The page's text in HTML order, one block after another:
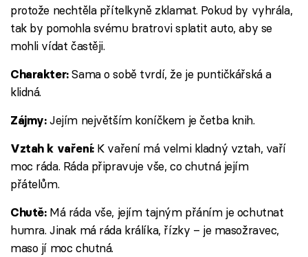
protože nechtěla přítelkyně zklamat. Pokud by vyhrála,
tak by pomohla svému bratrovi splatit auto, aby se
mohli vídat častěji.
Charakter:Sama o sobě tvrdí, že je puntičkářská a
klidná.
Zájmy:Jejím největším koníčkem je četba knih.
Vztah k vaření: K vaření má velmi kladný vztah, vaří
moc ráda. Ráda připravuje vše, co chutná jejím
přátelům.
Chutě: Má ráda vše, jejím tajným přáním je ochutnat
humra. Jinak má ráda králíka, řízky – je masožravec,
maso jí moc chutná.